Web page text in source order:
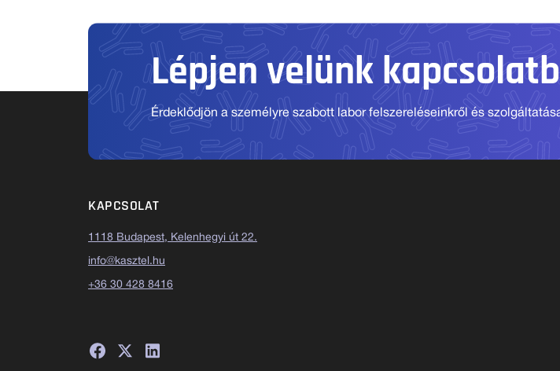
Lépjen velünk
Érdeklődjön a személyre szabott labor felszereléseinkről és
KAPCSOLAT
1118 Budapest, Kelenhegyi út 22.
info@kasztel.hu
+36 30 428 8416